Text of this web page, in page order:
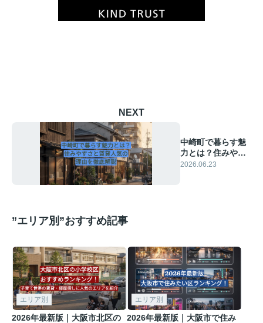
NEXT
中崎町で暮らす魅
力とは？住みやす
さと賃貸人気の理
2026.06.23
”エリア別”おすすめ記事
エリア別
2026年最新版｜大阪市北区の
エリア別
2026年最新版｜大阪市で住み